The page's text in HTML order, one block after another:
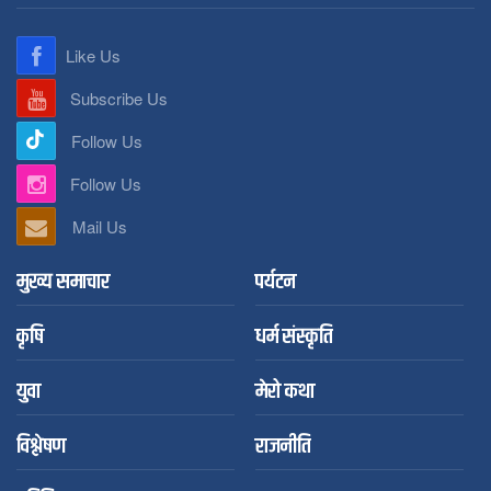
Like Us
Subscribe Us
Follow Us
Follow Us
Mail Us
मुख्य समाचार
पर्यटन
कृषि
धर्म संस्कृति
युवा
मेरो कथा
विश्लेषण
राजनीति